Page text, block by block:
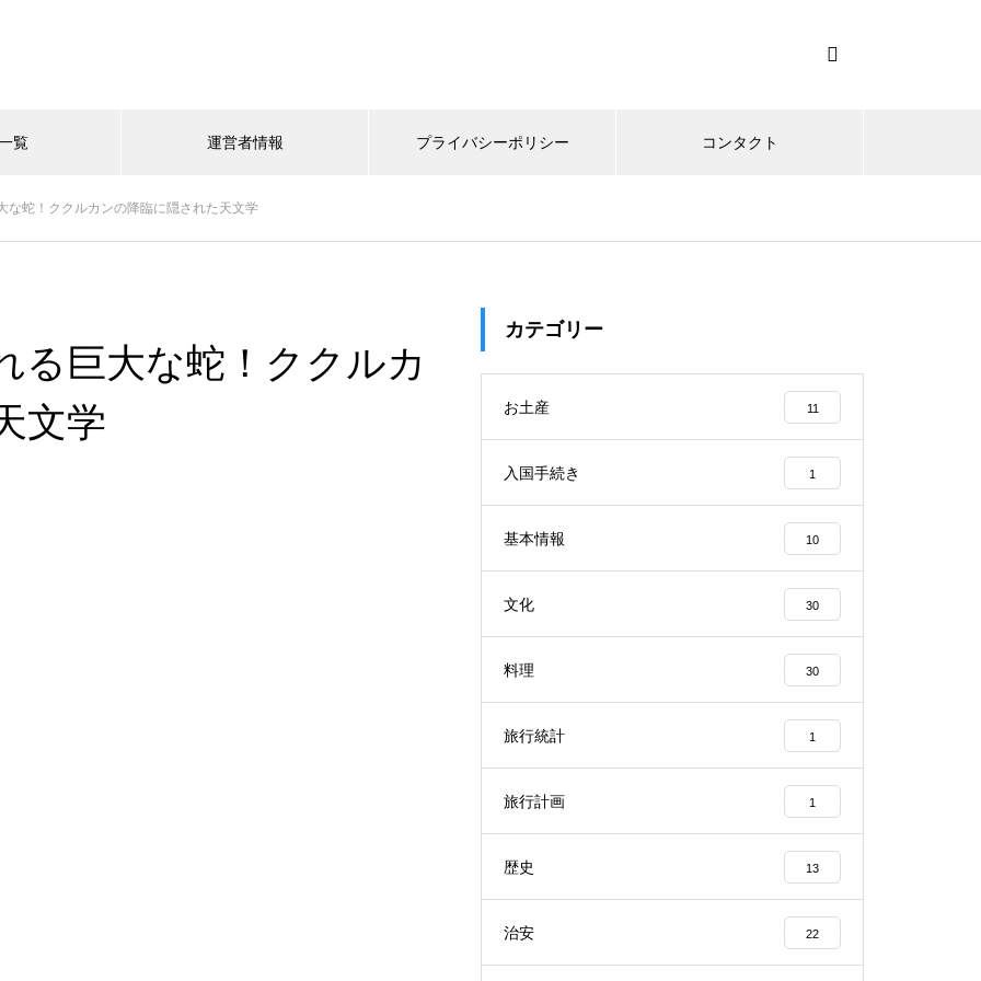
覧 運営者情報 プライバシーポリシー コンタクト
な蛇！ククルカンの降臨に隠された天文学
る巨大な蛇！ククルカ
文学
カテゴリー
お土産 11
入国手続き 1
基本情報 10
文化 30
料理 30
旅行統計 1
旅行計画 1
歴史 13
治安 22